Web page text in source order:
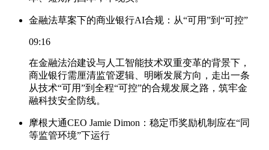
金融法草案下的商业银行AI合规：从“可用”到“可控”
09:16
在金融法治建设与人工智能技术双重变革的背景下，
商业银行需厘清监管逻辑、明晰发展方向，走出一条
从技术“可用”到全程“可控”的合规发展之路，筑牢金
融科技安全防线。
摩根大通CEO Jamie Dimon：稳定币奖励机制应在“同
等监管环境”下运行